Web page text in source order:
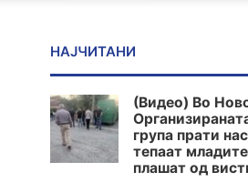
НАЈЧИТАНИ
(Видео) Во
група прати
тепаат
плашат од